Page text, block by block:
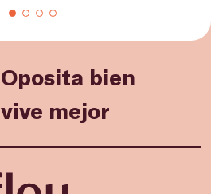
Oposita bien
vive mejor